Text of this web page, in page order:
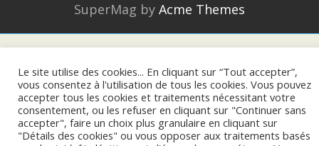
SuperMag by Acme Themes
Le site utilise des cookies... En cliquant sur “Tout accepter”,
vous consentez à l'utilisation de tous les cookies. Vous pouvez
accepter tous les cookies et traitements nécessitant votre
consentement, ou les refuser en cliquant sur "Continuer sans
accepter", faire un choix plus granulaire en cliquant sur
"Détails des cookies" ou vous opposer aux traitements basés